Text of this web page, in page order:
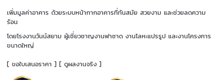
เพิ่มมูลค่าอาคาร ด้วยระบบหน้ากากอาคารที่ทันสมัย สวยงาม และช่วยลดความ
ร้อน
โดยโรงงานวันน์สยาม ผู้เชี่ยวชาญงานฟาซาด งานโลหะแปรรูป และงานโครงการ
ขนาดใหญ่
[ ขอใบเสนอราคา ] [ ดูผลงานจริง ]